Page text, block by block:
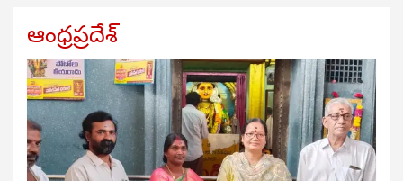
ఆంధ్రప్రదేశ్